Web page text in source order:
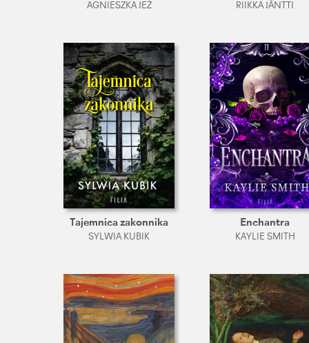
AGNIESZKA JEŻ RIIKKA JÄNTTI
Tajemnica zakonnika
SYLWIA KUBIK
Enchantra
KAYLIE SMITH